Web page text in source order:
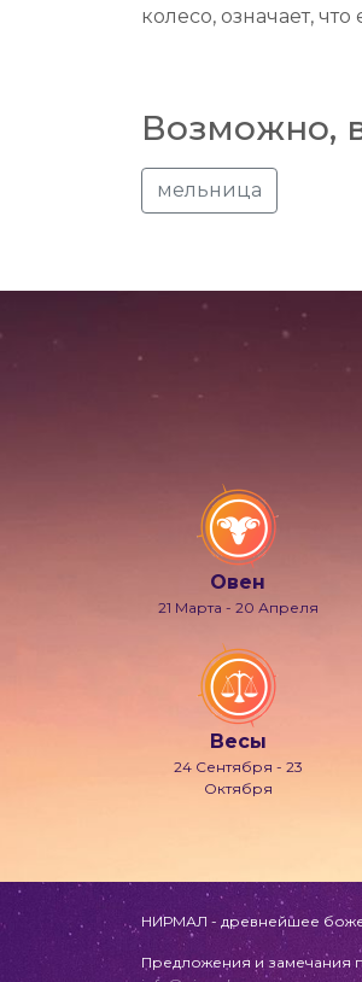
колесо, означает,
Возможно,
мельница
Овен
21 Марта - 20 Апреля
Весы
24 Сентября - 23
Октября
НИРМАЛ - древнейшее
Предложения и замечания